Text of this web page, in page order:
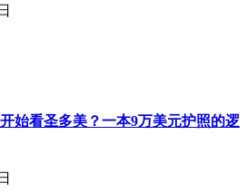
始看圣多美？一本9万美元护照的逻